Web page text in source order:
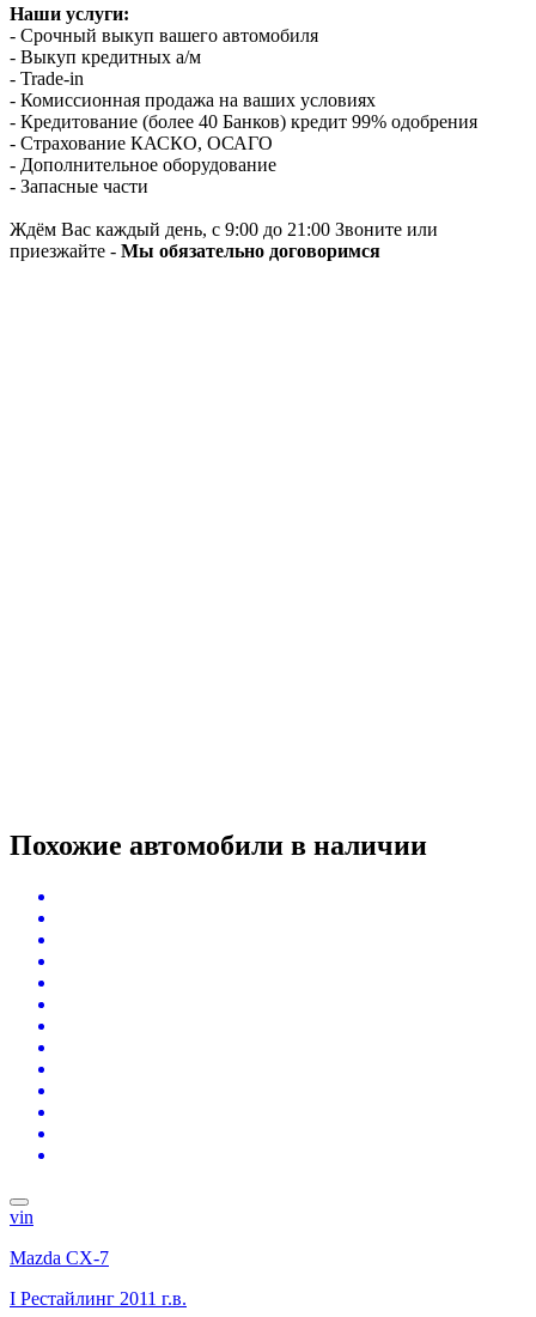
Наши услуги:
- Срочный выкуп вашего автомобиля
- Выкуп кредитных а/м
- Trade-in
- Комиссионная продажа на ваших условиях
- Кредитование (более 40 Банков) кредит 99% одобрения
- Страхование КАСКО, ОСАГО
- Дополнительное оборудование
- Запасные части
Ждём Вас каждый день, с 9:00 до 21:00 Звоните или
приезжайте - Мы обязательно договоримся
Похожие автомобили в наличии
vin
Mazda CX-7
I Рестайлинг 2011 г.в.